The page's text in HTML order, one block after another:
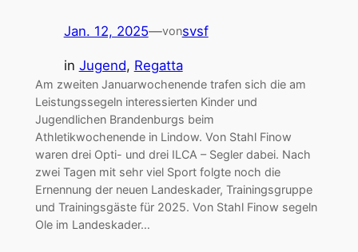
Jan. 12, 2025—vonsvsf
in Jugend, Regatta
Am zweiten Januarwochenende trafen sich die am
Leistungssegeln interessierten Kinder und
Jugendlichen Brandenburgs beim
Athletikwochenende in Lindow. Von Stahl Finow
waren drei Opti- und drei ILCA – Segler dabei. Nach
zwei Tagen mit sehr viel Sport folgte noch die
Ernennung der neuen Landeskader, Trainingsgruppe
und Trainingsgäste für 2025. Von Stahl Finow segeln
Ole im Landeskader…